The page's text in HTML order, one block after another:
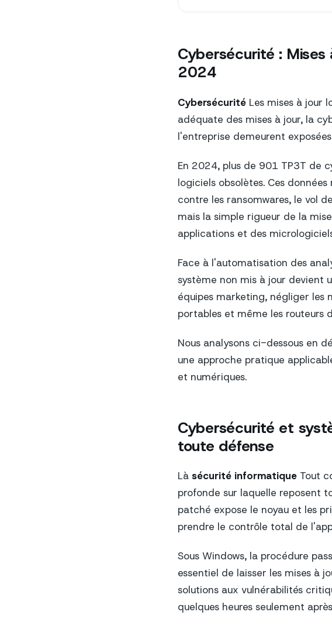
Cybersécurité :
2024
Cybersécurité Les mises à jour
adéquate des mises à jour, la
l'entreprise demeurent
En 2024, plus de 901 TP3T de
logiciels obsolètes. Ces
contre les ransomwares, le vol
mais la simple rigueur de la
applications et des
Face à l'automatisation des
système non mis à jour devient
équipes marketing, négliger les
portables et même les routeurs
Nous analysons ci-dessous en
une approche pratique
et numériques.
Cybersécurité et
toute défense
Là sécurité informatique Tout
profonde sur laquelle reposent
patché expose le noyau et les
prendre le contrôle total de
Sous Windows, la procédure
essentiel de laisser les mises à
solutions aux vulnérabilités
quelques heures seulement